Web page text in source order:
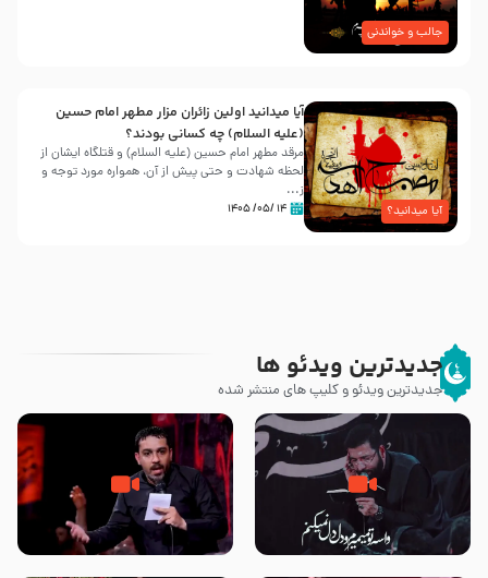
جالب و خواندنی
آیا میدانید؟
آیا میدانید اولین زائران مزار مطهر امام حسین
(علیه السلام) چه کسانی بودند؟
مرقد مطهر امام حسین (علیه السلام) و قتلگاه ایشان از
لحظه شهادت و حتی پیش از آن، همواره مورد توجه و
ز...
۱۴ /۰۵/ ۱۴۰۵
جدیدترین ویدئو ها
جدیدترین ویدئو و کلیپ های منتشر شده
مصداق کربلا – حاج حسین سیب
سرخی
شور ، حسینا! به‌ حق زهرا «أُنْظُرْ
إِلَینا» – عزاداری شب هفتم ماه